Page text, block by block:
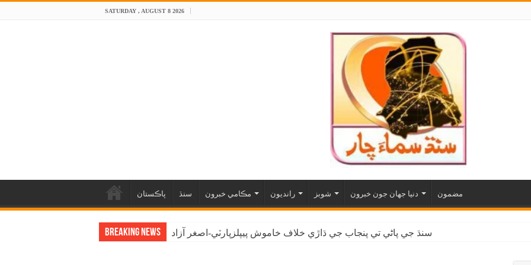
SATURDAY , AUGUST 8 2026
پاڪستان سنڌ مڪامي خبرون رانديون شوبز دنيا جهان جون خبرون مضمون
Breaking News سنڌ جي پاڻي تي پنجاب جي ڌاڙي خلاف خاموش پيپلزپارٽي-اصغر آزاد